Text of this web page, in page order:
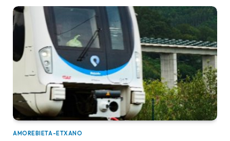
AMOREBIETA-ETXANO